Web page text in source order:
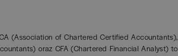
(Association of Chartered Certified Accountants),
oraz CFA (Chartered Financial Analyst) to